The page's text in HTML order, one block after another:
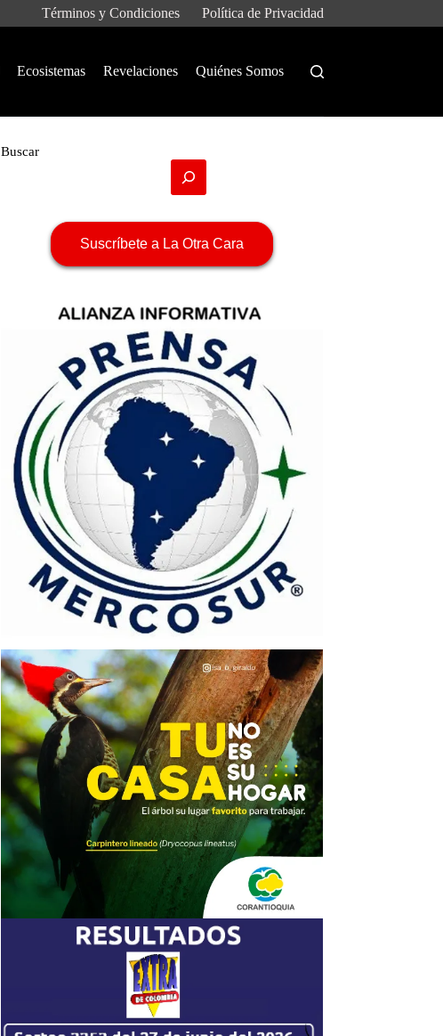
Términos y Condiciones Política de Privacidad
Ecosistemas Revelaciones Quiénes Somos
Buscar
Suscríbete a La Otra Cara